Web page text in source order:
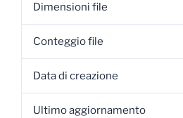
Dimensioni file
Conteggio file
Data di creazione
Ultimo aggiornamento